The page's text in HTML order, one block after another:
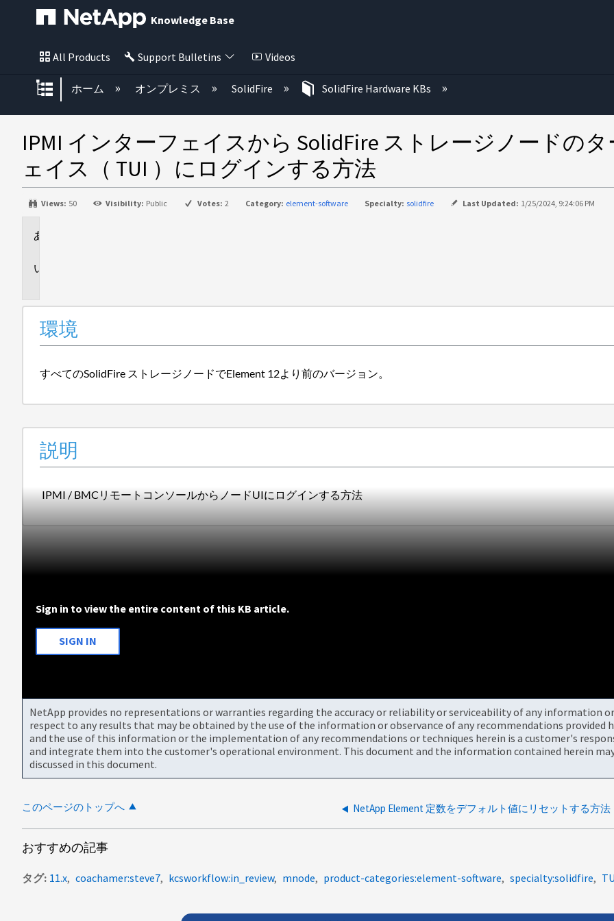
Knowledge Base
All Products Support Bulletins Videos
グローバル階層を展開/折りたたむ
ホーム オンプレミス SolidFire SolidFire Hardware KBs
IPMI インターフェイスから SolidFire ストレージノードの
ェイス（ TUI ）にログインする方法
Views: 50 Visibility: Public Votes: 2 Category: element-software Specialty: solidfire Last Updated: 1/25/2024, 9:24:06 PM
環境
すべてのSolidFire ストレージノードでElement 12より前のバージョン。
説明
IPMI / BMCリモートコンソールからノードUIにログインする方法
Sign in to view the entire content of this KB article.
SIGN IN
NetApp provides no representations or warranties regarding the accuracy or reliability or serviceability of any information
respect to any results that may be obtained by the use of the information or observance of any recommendations provided
and the use of this information or the implementation of any recommendations or techniques herein is a customer's
and integrate them into the customer's operational environment. This document and the information contained herein
discussed in this document.
このページのトップへ NetApp Element 定数をデフォルト値にリセットする方法
おすすめの記事
タグ 11.x coachamer:steve7 kcsworkflow:in_review mnode product-categories:element-software specialty:solidfire